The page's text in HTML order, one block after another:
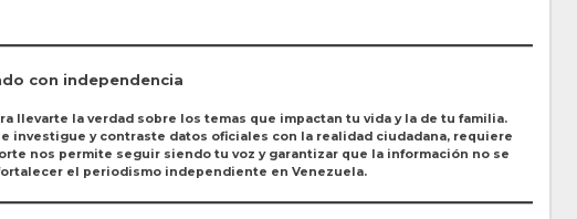
con independencia
llevarte la verdad sobre los temas que impactan tu vida y la de tu familia.
investigue y contraste datos oficiales con la realidad ciudadana, requiere
nos permite seguir siendo tu voz y garantizar que la información no se
el periodismo independiente en Venezuela.